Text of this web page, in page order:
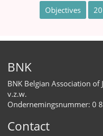
Objectives
BNK
BNK Belgian Association of
v.z.w.
Ondernemingsnummer: 0
Contact